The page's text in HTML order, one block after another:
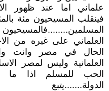
علماني اما عند ظهور
فينقلب المسيحيون مئة
العلماني على غيره من
الحال في مصر وانت
العلمانية وليس لمصر
الحب للمسلم اذا
الدولة.......يتبع